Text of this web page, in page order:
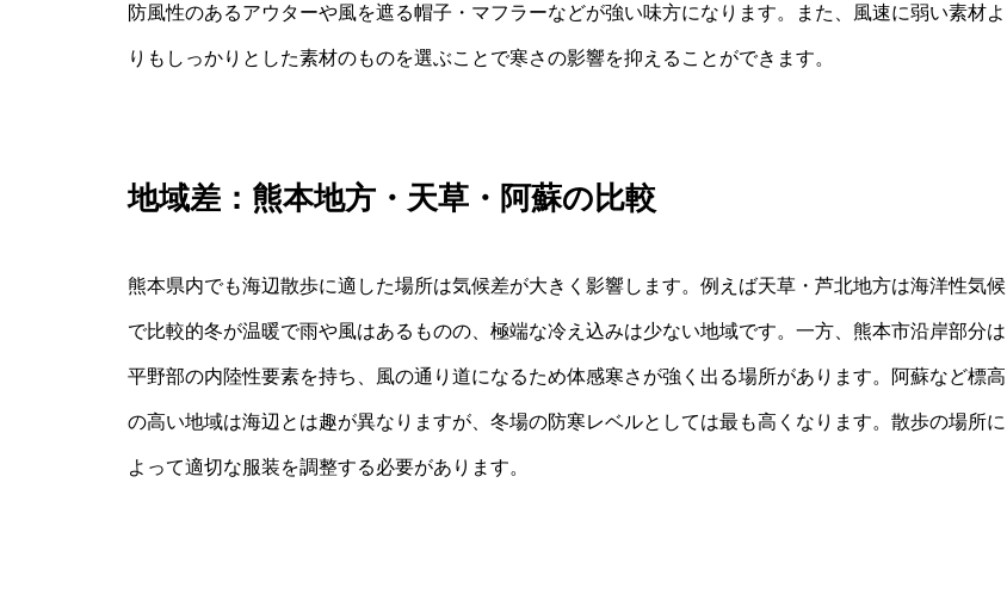
防風性のあるアウターや風を遮る帽子・マフラーなどが強い味方になります。また、風速に弱い素材よ
りもしっかりとした素材のものを選ぶことで寒さの影響を抑えることができます。
地域差：熊本地方・天草・阿蘇の比較
熊本県内でも海辺散歩に適した場所は気候差が大きく影響します。例えば天草・芦北地方は海洋性気候
で比較的冬が温暖で雨や風はあるものの、極端な冷え込みは少ない地域です。一方、熊本市沿岸部分は
平野部の内陸性要素を持ち、風の通り道になるため体感寒さが強く出る場所があります。阿蘇など標高
の高い地域は海辺とは趣が異なりますが、冬場の防寒レベルとしては最も高くなります。散歩の場所に
よって適切な服装を調整する必要があります。